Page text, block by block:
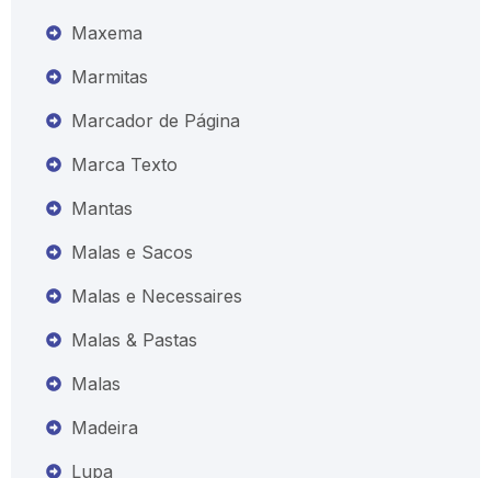
Maxema
Marmitas
Marcador de Página
Marca Texto
Mantas
Malas e Sacos
Malas e Necessaires
Malas & Pastas
Malas
Madeira
Lupa